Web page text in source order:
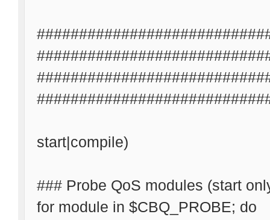
start|compile)
### Probe QoS modules (start
for module in $CBQ_PROBE; do